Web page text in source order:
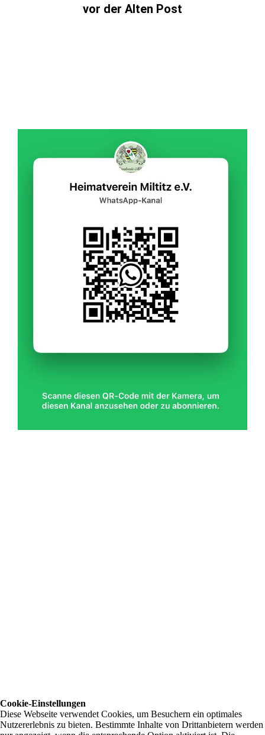
vor der Alten Post
Cookie-Einstellungen
Diese Webseite verwendet Cookies, um Besuchern ein optimales
Nutzererlebnis zu bieten. Bestimmte Inhalte von Drittanbietern werden